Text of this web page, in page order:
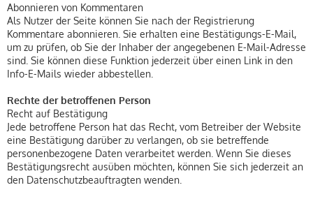
Abonnieren von Kommentaren
Als Nutzer der Seite können Sie nach der Registrierung
Kommentare abonnieren. Sie erhalten eine Bestätigungs-E-Mail,
um zu prüfen, ob Sie der Inhaber der angegebenen E-Mail-Adresse
sind. Sie können diese Funktion jederzeit über einen Link in den
Info-E-Mails wieder abbestellen.
Rechte der betroffenen Person
Recht auf Bestätigung
Jede betroffene Person hat das Recht, vom Betreiber der Website
eine Bestätigung darüber zu verlangen, ob sie betreffende
personenbezogene Daten verarbeitet werden. Wenn Sie dieses
Bestätigungsrecht ausüben möchten, können Sie sich jederzeit an
den Datenschutzbeauftragten wenden.